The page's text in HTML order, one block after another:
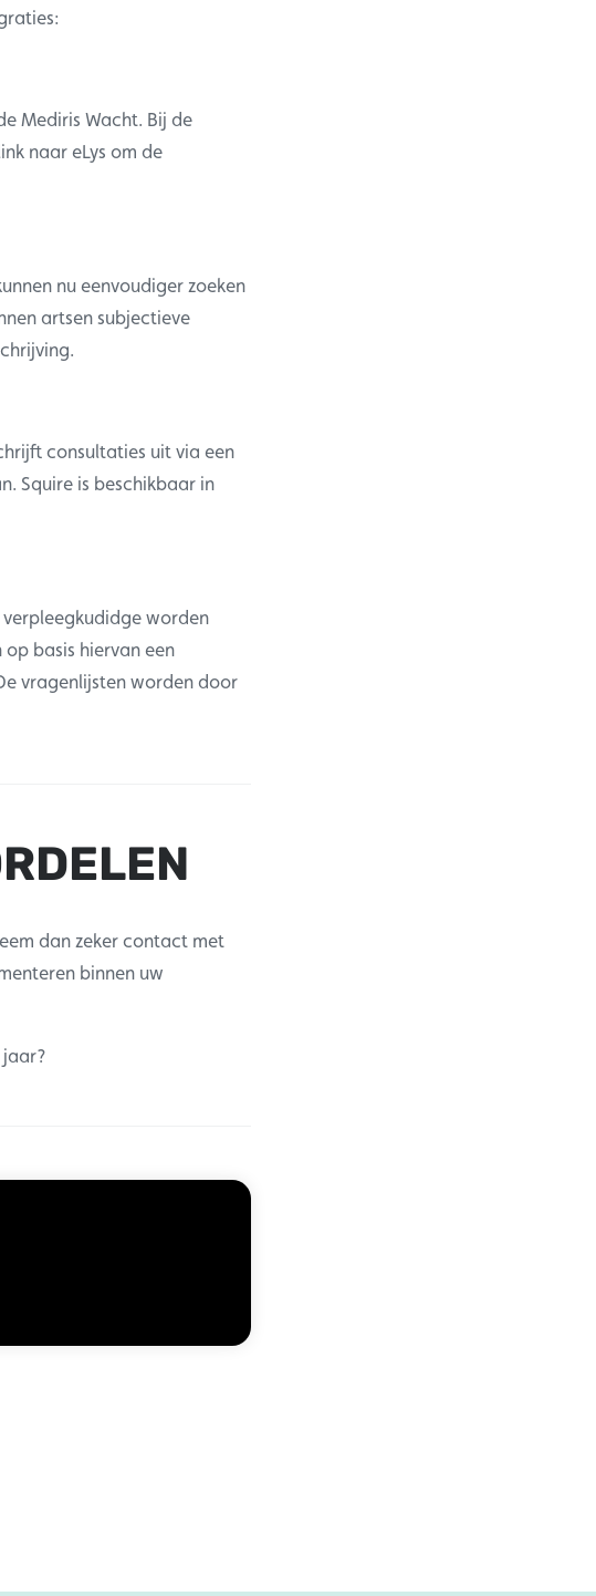
Mediris Wacht. Bij de
naar eLys om de
nu eenvoudiger zoeken
artsen subjectieve
consultaties uit via een
Squire is beschikbaar in
worden
basis hiervan een
vragenlijsten worden door
dan zeker contact met
binnen uw
jaar?